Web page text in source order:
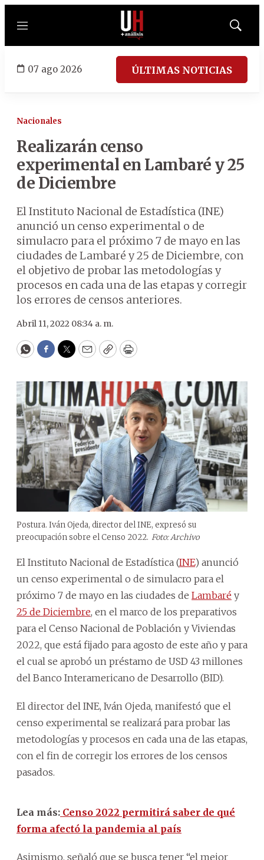
Menú
Mostrar
07 ago 2026 ÚLTIMAS NOTICIAS
Nacionales
Realizarán censo
experimental en Lambaré y 25
de Diciembre
El Instituto Nacional de Estadística (INE)
anunció un censo experimental o de
simulacro para el próximo 7 de mayo en las
ciudades de Lambaré y 25 de Diciembre, con
el objetivo de probar las metodologías y
procesos en cada una de las etapas y corregir
los errores de censos anteriores.
Abril 11, 2022 08:34 a. m.
WhatsApp
Facebook
Twitter
EmailCopyPrint
Postura. Iván Ojeda, director del INE, expresó su
preocupación sobre el Censo 2022. Foto: Archivo
El Instituto Nacional de Estadística (INE) anunció
un censo experimental o de simulacro para el
próximo 7 de mayo en las ciudades de Lambaré y
25 de Diciembre, en el marco de los preparativos
para el Censo Nacional de Población y Viviendas
2022, que está fijado para agosto de este año y para
el cual se aprobó un préstamo de USD 43 millones
del Banco Interamericano de Desarrollo (BID).
El director del INE, Iván Ojeda, manifestó que el
censo experimental se realizará para probar las
metodologías y procesos en cada una de las etapas,
con el fin de corregir los errores de los censos
pasados.
Lea más: Censo 2022 permitirá saber de qué
forma afectó la pandemia al país
Asimismo, señaló que se busca tener “el mejor